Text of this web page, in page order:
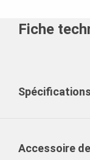
Fiche
Accessoire